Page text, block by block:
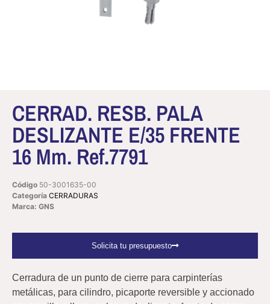
CERRAD. RESB. PALA
DESLIZANTE E/35 FRENTE
16 Mm. Ref.7791
Código 50-3001635-00
Categoría CERRADURAS
Marca: GNS
Solicita tu presupuesto
Cerradura de un punto de cierre para carpinterías
metálicas, para cilindro, picaporte reversible y accionado